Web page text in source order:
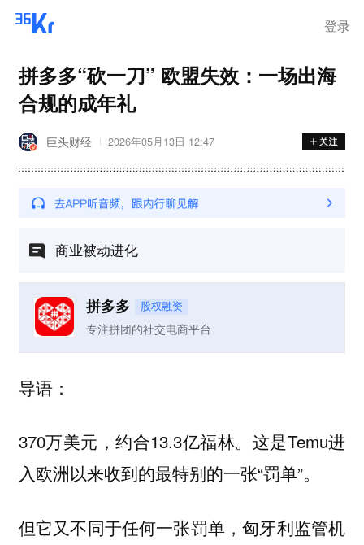
登录
拼多多“砍一刀” 欧盟失效：一场出海
合规的成年礼
巨头财经 2026年05月13日 12:47
商业被动进化
拼多多 股权融资
专注拼团的社交电商平台
导语：
370万美元，约合13.3亿福林。这是Temu进
入欧洲以来收到的最特别的一张“罚单”。
但它又不同于任何一张罚单，匈牙利监管机